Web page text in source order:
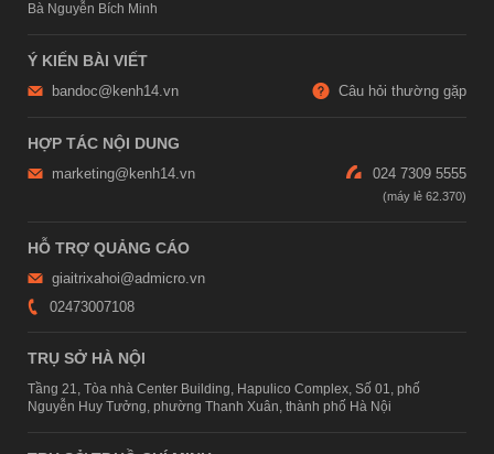
Bà Nguyễn Bích Minh
Ý KIẾN BÀI VIẾT
bandoc@kenh14.vn Câu hỏi thường gặp
HỢP TÁC NỘI DUNG
marketing@kenh14.vn 024 7309 5555
HỖ TRỢ QUẢNG CÁO
giaitrixahoi@admicro.vn
02473007108
TRỤ SỞ HÀ NỘI
Tầng 21, Tòa nhà Center Building, Hapulico Complex, Số 01, phố
Nguyễn Huy Tưởng, phường Thanh Xuân, thành phố Hà Nội